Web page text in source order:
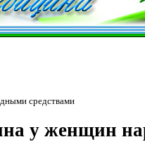
средствами
у женщин